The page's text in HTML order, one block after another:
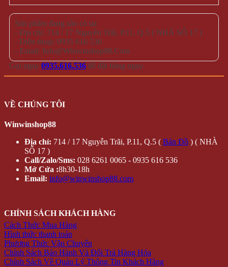
Sản phẩm đang sẵn có tại
- Địa chỉ: 714 / 17 Nguyễn Trãi, P.11, Q.5 ( NHÀ SỐ 17 )
- Điện thoại: 0935 616 536
- Email: Info@Winwinshop88.Com
Gọi ngay 0935.616.536 để đặt hàng ngay.
VỀ CHÚNG TÔI
Winwinshop88
Địa chỉ: 714 / 17 Nguyễn Trãi, P.11, Q.5 ( Bản Đồ ) ( NHÀ
SỐ 17 )
Call/Zalo/Sms: 028 6261 0065 - 0935 616 536
Mở Cửa :8h30-18h
Email: info@winwinshop88.com
CHÍNH SÁCH KHÁCH HÀNG
Cách Thức Mua Hàng
Hình thức thanh toán
Phương Thức Vận Chuyển
Chính Sách Bảo Hành Và Đổi Trả Hàng Hóa
Chính Sách Về Quản Lý Thông Tin Khách Hàng